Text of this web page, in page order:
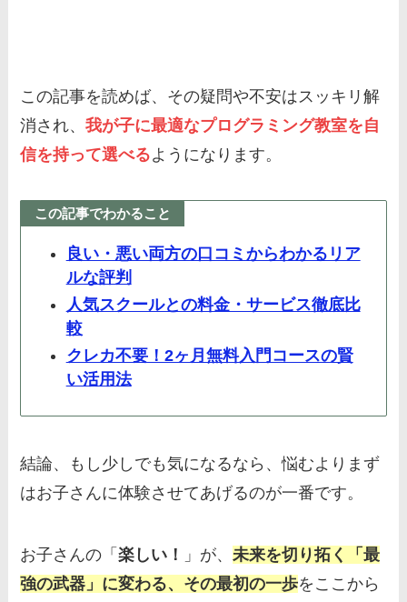
この記事を読めば、その疑問や不安はスッキリ解
消され、我が子に最適なプログラミング教室を自
信を持って選べるようになります。
この記事でわかること
良い・悪い両方の口コミからわかるリア
ルな評判
人気スクールとの料金・サービス徹底比
較
クレカ不要！2ヶ月無料入門コースの賢
い活用法
結論、もし少しでも気になるなら、悩むよりまず
はお子さんに体験させてあげるのが一番です。
お子さんの「楽しい！ 」が、 未来を切り拓く「最
強の武器」に変わる、その最初の一歩をここから